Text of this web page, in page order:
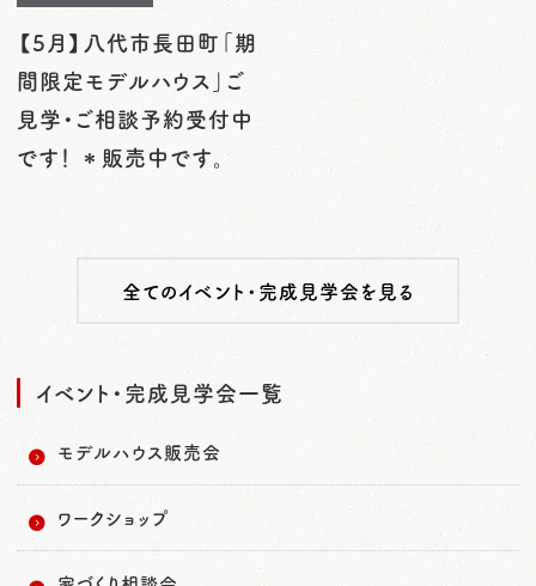
【5月】八代市長田町「期
間限定モデルハウス」ご
見学・ご相談予約受付中
です！ ＊販売中です。
全てのイベント・完成見学会を見る
イベント・完成見学会一覧
モデルハウス販売会
ワークショップ